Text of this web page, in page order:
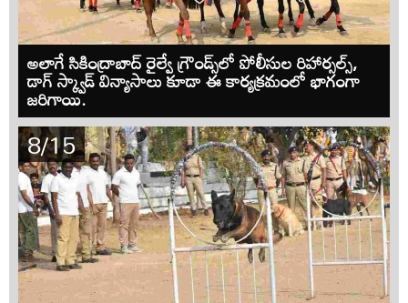
అలాగే సికింద్రాబాద్ రైల్వే గ్రౌండ్స్‌లో పోలీసుల రిహార్సల్స్,
డాగ్ స్క్వాడ్ విన్యాసాలు కూడా ఈ కార్యక్రమంలో భాగంగా
జరిగాయి.
8/15